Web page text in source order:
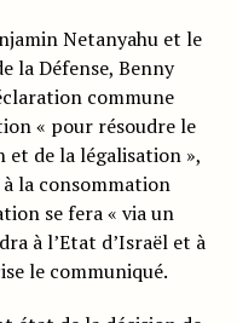
Netanyahu et le
la Défense, Benny
commune
« pour résoudre le
de la légalisation »,
la consommation
se fera « via un
à l’Etat d’Israël et à
le communiqué.